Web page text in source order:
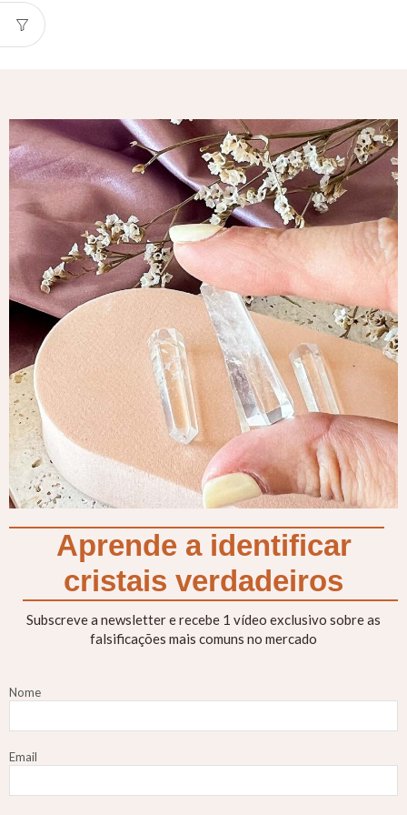
Aprende a identificar
cristais verdadeiros
Subscreve a newsletter e recebe 1 vídeo exclusivo sobre as
falsificações mais comuns no mercado
Nome
Email